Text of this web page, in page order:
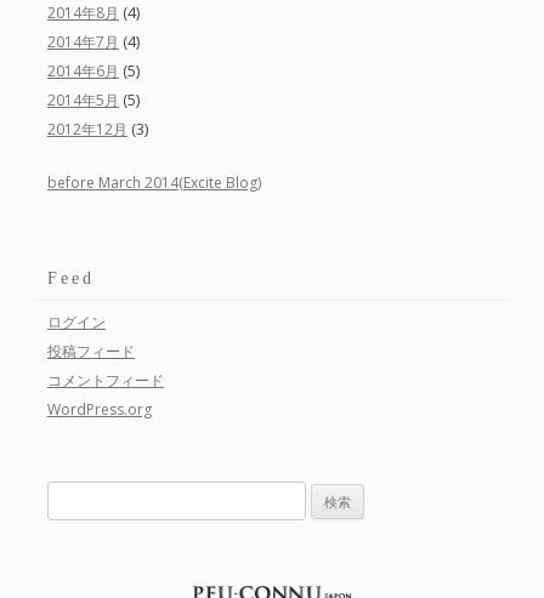
2014年8月 (4)
2014年7月 (4)
2014年6月 (5)
2014年5月 (5)
2012年12月 (3)
before March 2014(Excite Blog)
Feed
ログイン
投稿フィード
コメントフィード
WordPress.org
索: